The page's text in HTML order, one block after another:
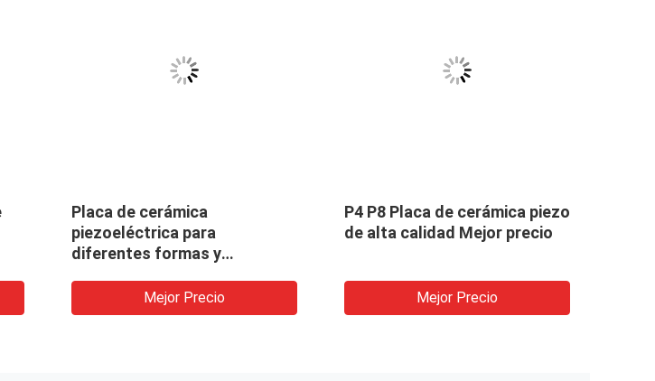
Placa de cerámica
piezoeléctrica para
diferentes formas y
Mejor Precio
P4 P8 Placa de cerámica piezo
de alta calidad Mejor precio
Mejor Precio